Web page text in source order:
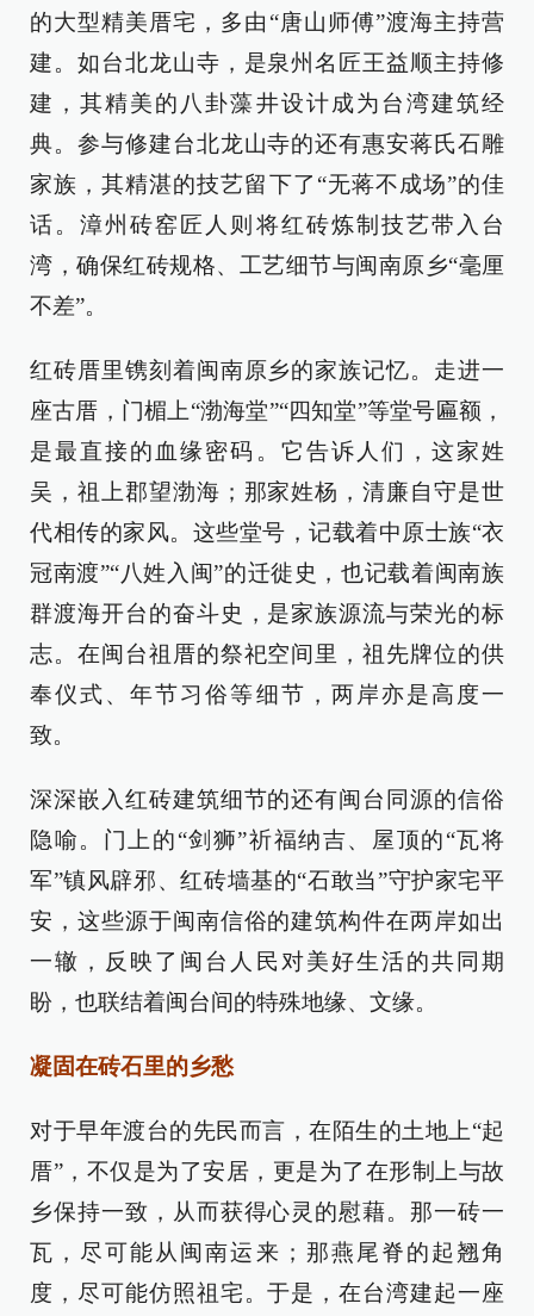
的大型精美厝宅，多由“唐山师傅”渡海主持营
建。如台北龙山寺，是泉州名匠王益顺主持修
建，其精美的八卦藻井设计成为台湾建筑经
典。参与修建台北龙山寺的还有惠安蒋氏石雕
家族，其精湛的技艺留下了“无蒋不成场”的佳
话。漳州砖窑匠人则将红砖炼制技艺带入台
湾，确保红砖规格、工艺细节与闽南原乡“毫厘
不差”。
红砖厝里镌刻着闽南原乡的家族记忆。走进一
座古厝，门楣上“渤海堂”“四知堂”等堂号匾额，
是最直接的血缘密码。它告诉人们，这家姓
吴，祖上郡望渤海；那家姓杨，清廉自守是世
代相传的家风。这些堂号，记载着中原士族“衣
冠南渡”“八姓入闽”的迁徙史，也记载着闽南族
群渡海开台的奋斗史，是家族源流与荣光的标
志。在闽台祖厝的祭祀空间里，祖先牌位的供
奉仪式、年节习俗等细节，两岸亦是高度一
致。
深深嵌入红砖建筑细节的还有闽台同源的信俗
隐喻。门上的“剑狮”祈福纳吉、屋顶的“瓦将
军”镇风辟邪、红砖墙基的“石敢当”守护家宅平
安，这些源于闽南信俗的建筑构件在两岸如出
一辙，反映了闽台人民对美好生活的共同期
盼，也联结着闽台间的特殊地缘、文缘。
凝固在砖石里的乡愁
对于早年渡台的先民而言，在陌生的土地上“起
厝”，不仅是为了安居，更是为了在形制上与故
乡保持一致，从而获得心灵的慰藉。那一砖一
瓦，尽可能从闽南运来；那燕尾脊的起翘角
度，尽可能仿照祖宅。于是，在台湾建起一座